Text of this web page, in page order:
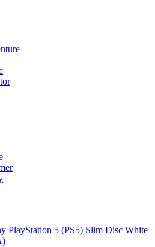
PlayStation 5 (PS5) Slim Disc White